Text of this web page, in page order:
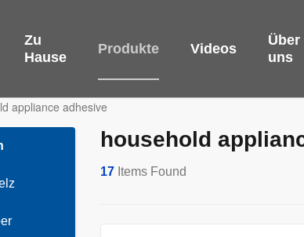
Zu
Hause
Produkte Videos
Über
uns
appliance adhesive
household
17 Items Found